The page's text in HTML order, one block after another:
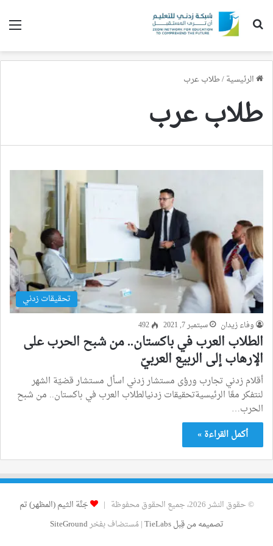
بحث عن
الرئيسية/طلاب عرب
طلاب عرب
تحقيقات زدني
وفاء زيدان سبتمبر 7, 2021 492
الطلاب العرب في باكستان.. من شبح الحرب على
الإرهاب إلى الربيع العربيّ
أقلام زدني تجارب ورؤى مستشار زدني اسأل مستشار قضيّة الشهر
لنتفكر معًا الرئيسيةتحقيقات زدنيالطلاب العرب في باكستان.. من شبح
الحرب…
أكمل القراءة »
© حقوق النشر 2026، جميع الحقوق محفوظة |
جَنَّة الثيم (المظهر) تم
تصميمه من قِبل TieLabs
| مُستضاف بفخرSiteGround